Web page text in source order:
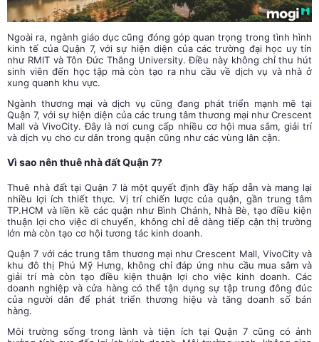
Ngoài ra, ngành giáo dục cũng đóng góp quan trọng trong tình hình
kinh tế của Quận 7, với sự hiện diện của các trường đại học uy tín
như RMIT và Tôn Đức Thắng University. Điều này không chỉ thu hút
sinh viên đến học tập mà còn tạo ra nhu cầu về dịch vụ và nhà ở
xung quanh khu vực.
Ngành thương mại và dịch vụ cũng đang phát triển mạnh mẽ tại
Quận 7, với sự hiện diện của các trung tâm thương mại như Crescent
Mall và VivoCity. Đây là nơi cung cấp nhiều cơ hội mua sắm, giải trí
và dịch vụ cho cư dân trong quận cũng như các vùng lân cận.
Vì sao nên thuê nhà đất Quận 7?
Thuê nhà đất tại Quận 7 là một quyết định đầy hấp dẫn và mang lại
nhiều lợi ích thiết thực. Vị trí chiến lược của quận, gần trung tâm
TP.HCM và liền kề các quận như Bình Chánh, Nhà Bè, tạo điều kiện
thuận lợi cho việc di chuyển, không chỉ dễ dàng tiếp cận thị trường
lớn mà còn tạo cơ hội tương tác kinh doanh.
Quận 7 với các trung tâm thương mại như Crescent Mall, VivoCity và
khu đô thị Phú Mỹ Hưng, không chỉ đáp ứng nhu cầu mua sắm và
giải trí mà còn tạo điều kiện thuận lợi cho việc kinh doanh. Các
doanh nghiệp và cửa hàng có thể tận dụng sự tập trung đông đúc
của người dân để phát triển thương hiệu và tăng doanh số bán
hàng.
Môi trường sống trong lành và tiện ích tại Quận 7 cũng có ảnh